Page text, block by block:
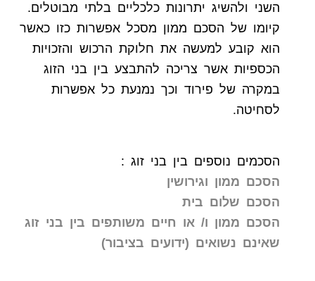
השני ולהשיג יתרונות כלכליים בלתי מבוטלים.
קיומו של הסכם ממון מסכל אפשרות כזו כאשר
הוא קובע למעשה את חלוקת הרכוש והזכויות
הכספיות אשר צריכה להתבצע בין בני הזוג
במקרה של פירוד וכך נמנעת כל אפשרות
לסחיטה.
הסכמים נוספים בין בני זוג :
הסכם ממון וגירושין
הסכם שלום בית
הסכם ממון ו/ או חיים משותפים בין בני זוג
שאינם נשואים (ידועים בציבור)